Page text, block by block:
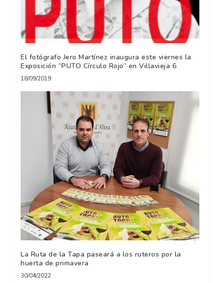
El fotógrafo Jero Martínez inaugura este viernes la
Exposición “PUTO Círculo Rojo” en Villavieja 6
18/09/2019
La Ruta de la Tapa paseará a los ruteros por la
huerta de primavera
30/04/2022